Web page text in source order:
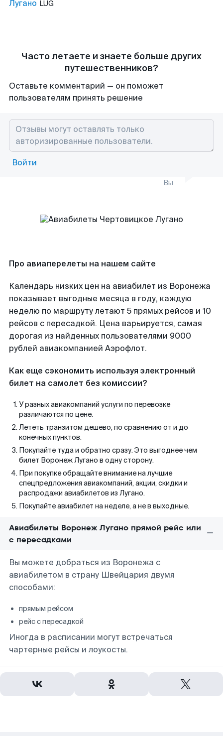
Лугано LUG
Часто летаете и знаете больше других
путешественников?
Оставьте комментарий — он поможет
пользователям принять решение
Войти
Вы
Про авиаперелеты на нашем сайте
Календарь низких цен на авиабилет из Воронежа
показывает выгодные месяца в году, каждую
неделю по маршруту летают 5 прямых рейсов и 10
рейсов с пересадкой. Цена варьируется, самая
дорогая из найденных пользователями 9000
рублей авиакомпанией Аэрофлот.
Как еще сэкономить используя электронный
билет на самолет без комиссии?
У разных авиакомпаний услуги по перевозке
различаются по цене.
Лететь транзитом дешево, по сравнению от и до
конечных пунктов.
Покупайте туда и обратно сразу. Это выгоднее чем
билет Воронеж Лугано в одну сторону.
При покупке обращайте внимание на лучшие
спецпредложения авиакомпаний, акции, скидки и
распродажи авиабилетов из Лугано.
Покупайте авиабилет на неделе, а не в выходные.
Авиабилеты Воронеж Лугано прямой рейс или
с пересадками
Вы можете добраться из Воронежа с
авиабилетом в страну Швейцария двумя
способами:
прямым рейсом
рейс с пересадкой
Иногда в расписании могут встречаться
чартерные рейсы и лоукосты.